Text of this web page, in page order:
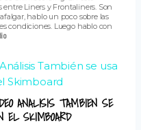
entre Liners y Frontaliners. Son
hablo un poco sobre las
condiciones. Luego hablo con
ANALISIS TAMBIEN SE
EL SKIMBOARD